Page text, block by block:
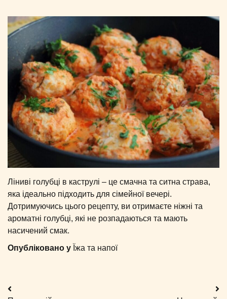
Ліниві голубці в каструлі – це смачна та ситна страва,
яка ідеально підходить для сімейної вечері.
Дотримуючись цього рецепту, ви отримаєте ніжні та
ароматні голубці, які не розпадаються та мають
насичений смак.
Опубліковано у Їжа та напої
Навігація